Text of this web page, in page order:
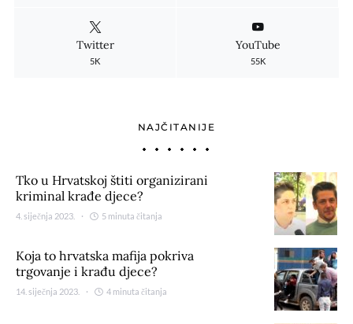
Twitter
5K
YouTube
55K
NAJČITANIJE
Tko u Hrvatskoj štiti organizirani
kriminal krađe djece?
4. siječnja 2023. 5 minuta čitanja
Koja to hrvatska mafija pokriva
trgovanje i krađu djece?
14. siječnja 2023. 4 minuta čitanja